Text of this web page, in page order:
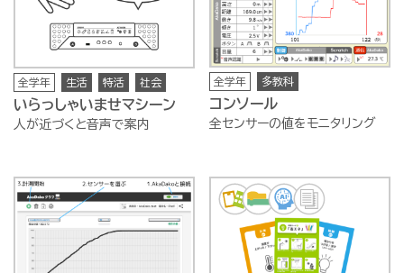
全学年 生活 特活 社会
いらっしゃいませマシーン
人が近づくと音声で案内
全学年 多教科
コンソール
全センサーの値をモニタリング